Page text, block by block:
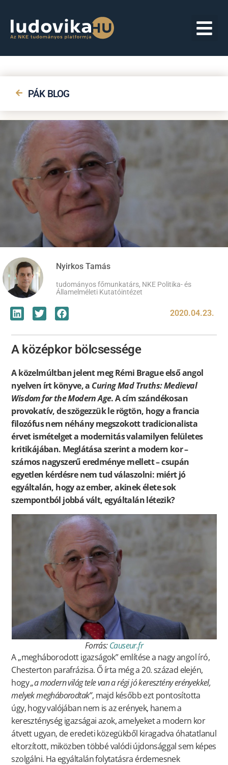
PÁK BLOG
Nyirkos Tamás
tudományos főmunkatárs, NKE Politika- és
Államelméleti Kutatóintézet
2020.04.23.
A középkor bölcsessége
A közelmúltban jelent meg Rémi Brague első angol
nyelven írt könyve, a Curing Mad Truths: Medieval
Wisdom for the Modern Age. A cím szándékosan
provokatív, de szögezzük le rögtön, hogy a francia
filozófus nem néhány megszokott tradicionalista
érvet ismételget a modernitás valamilyen felületes
kritikájában. Meglátása szerint a modern kor –
számos nagyszerű eredménye mellett – csupán
egyetlen kérdésre nem tud válaszolni: miért jó
egyáltalán, hogy az ember, akinek élete sok
szempontból jobbá vált, egyáltalán létezik?
Forrás:Causeur.fr
A „megháborodott igazságok” említése a nagy angol író,
Chesterton parafrázisa. Ő írta még a 20. század elején,
hogy„a modern világ tele van a régi jó keresztény erényekkel,
melyek megháborodtak”, majd később ezt pontosította
úgy, hogy valójában nem is az erények, hanem a
kereszténység igazságai azok, amelyeket a modern kor
átvett ugyan, de eredeti közegükből kiragadva óhatatlanul
eltorzított, miközben többé valódi újdonsággal sem képes
szolgálni. Ha egyáltalán folytatásra érdemesnek